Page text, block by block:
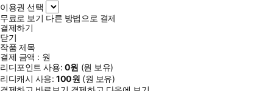
이용권 선택
무료로 보기 다른 방법으로 결제
결제하기
닫기
작품 제목
결제 금액 : 원
리디포인트 사용: 0원 (원 보유)
리디캐시 사용:100원 (원 보유)